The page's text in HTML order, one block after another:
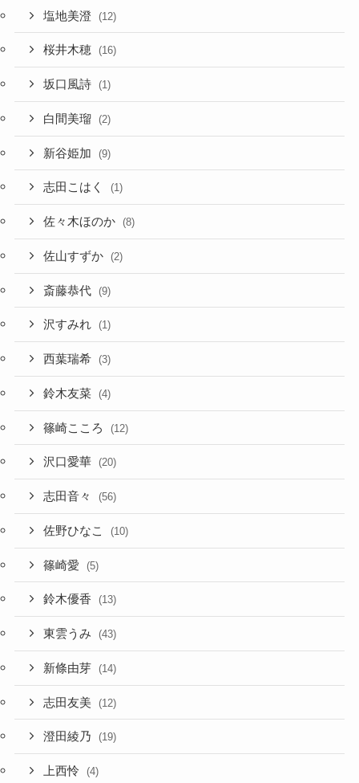
塩地美澄 (12)
桜井木穂 (16)
坂口風詩 (1)
白間美瑠 (2)
新谷姫加 (9)
志田こはく (1)
佐々木ほのか (8)
佐山すずか (2)
斎藤恭代 (9)
沢すみれ (1)
西葉瑞希 (3)
鈴木友菜 (4)
篠崎こころ (12)
沢口愛華 (20)
志田音々 (56)
佐野ひなこ (10)
篠崎愛 (5)
鈴木優香 (13)
東雲うみ (43)
新條由芽 (14)
志田友美 (12)
澄田綾乃 (19)
上西怜 (4)